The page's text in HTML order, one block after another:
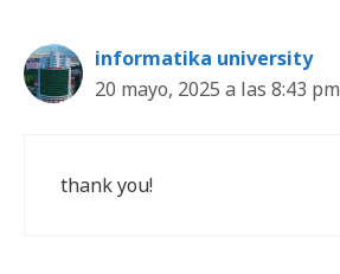
informatika university
20 mayo, 2025 a las 8:43 pm
thank you!